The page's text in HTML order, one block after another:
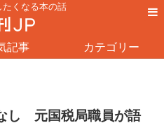
くなる本の話
記事 カテゴリー
し 元国税局職員が語